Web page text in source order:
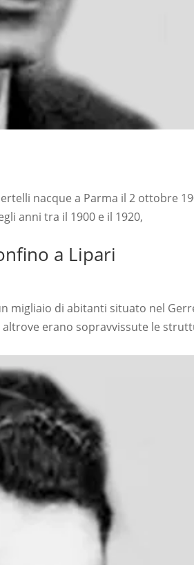
nacque a Parma il 2 ottobre
anni tra il 1900 e il 1920,
a Lipari
migliaio di abitanti situato nel
erano sopravvissute le